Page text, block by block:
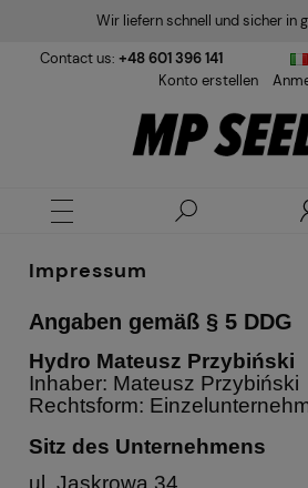
Wir liefern schnell und sicher in
Contact us: +48 601 396 141
Konto erstellen
Impressum
Angaben gemäß § 5 DDG
Hydro Mateusz Przybiński
Inhaber: Mateusz Przybiński
Rechtsform:
Sitz des Unternehmens
ul. Jaskrowa 34